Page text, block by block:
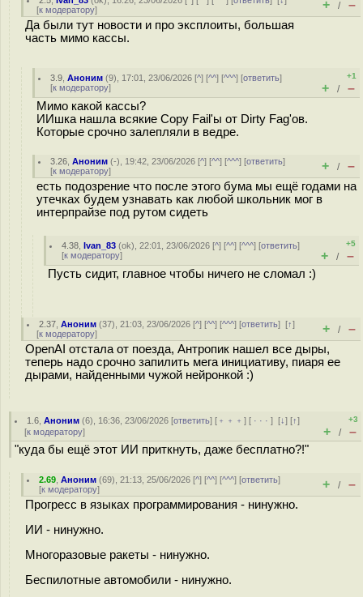
[к модератору] + / –
Да были тут новости и про эксплоиты, большая
часть мимо кассы.
3.9 ,Аноним (9), 17:01, 23/06/2026 [^] [^^] [^^^] [ответить]
[к модератору]
+1
+ / –
Мимо какой кассы?
ИИшка нашла всякие Copy Fail'ы от Dirty Fag'ов.
Которые срочно залепляли в ведре.
3.26 ,Аноним (-), 19:42, 23/06/2026 [^] [^^] [^^^] [ответить]
[к модератору] + / –
есть подозрение что после этого бума мы ещё годами на
утечках будем узнавать как любой школьник мог в
интерпрайзе под рутом сидеть
4.38 ,Ivan_83 (ok), 22:01, 23/06/2026 [^] [^^] [^^^] [ответить]
[к модератору]
+5
+ / –
Пусть сидит, главное чтобы ничего не сломал :)
2.37 ,Аноним (37), 21:03, 23/06/2026 [^] [^^] [^^^] [ответить][↑]
[к модератору] + / –
OpenAI отстала от поезда, Антропик нашел все дыры,
теперь надо срочно запилить мега инициативу, пиаря ее
дырами, найденными чужой нейронкой :)
1.6 ,Аноним (6), 16:36, 23/06/2026 [ответить] [ ﹢﹢﹢] [ · · ·][↓] [↑]
[к модератору]
+3
+ / –
"куда бы ещё этот ИИ приткнуть, даже бесплатно?!"
2.69 ,Аноним (69), 21:13, 25/06/2026 [^] [^^] [^^^] [ответить]
[к модератору] + / –
Прогресс в языках программирования - нинужно.
ИИ - нинужно.
Многоразовые ракеты - нинужно.
Беспилотные автомобили - нинужно.